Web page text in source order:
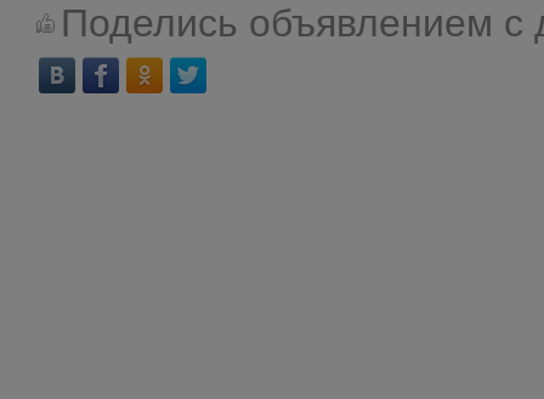
Поделись объявлением с